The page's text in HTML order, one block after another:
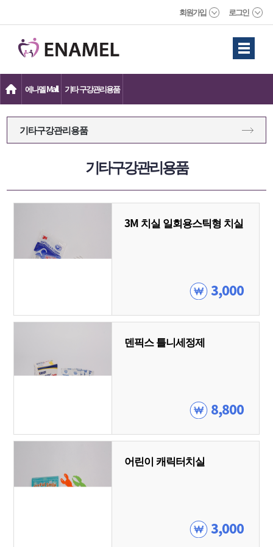
회원가입 로그인
에나멜 Mall 기타 구강관리용품
기타구강관리용품
기타구강관리용품
3M 치실 일회용스틱형 치실
3,000
덴픽스 틀니세정제
8,800
어린이 캐릭터치실
3,000